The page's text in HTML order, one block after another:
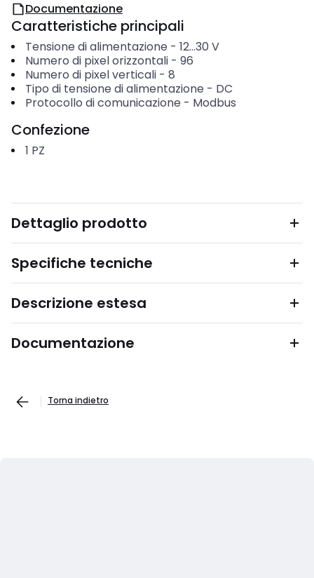
Documentazione
Caratteristiche principali
Tensione di alimentazione - 12...30 V
Numero di pixel orizzontali- 96
Numero di pixel verticali- 8
Tipo di tensione di alimentazione - DC
Protocollo di comunicazione - Modbus
Confezione
1 PZ
Dettaglio prodotto
Specifiche tecniche
Descrizione estesa
Documentazione
Torna indietro